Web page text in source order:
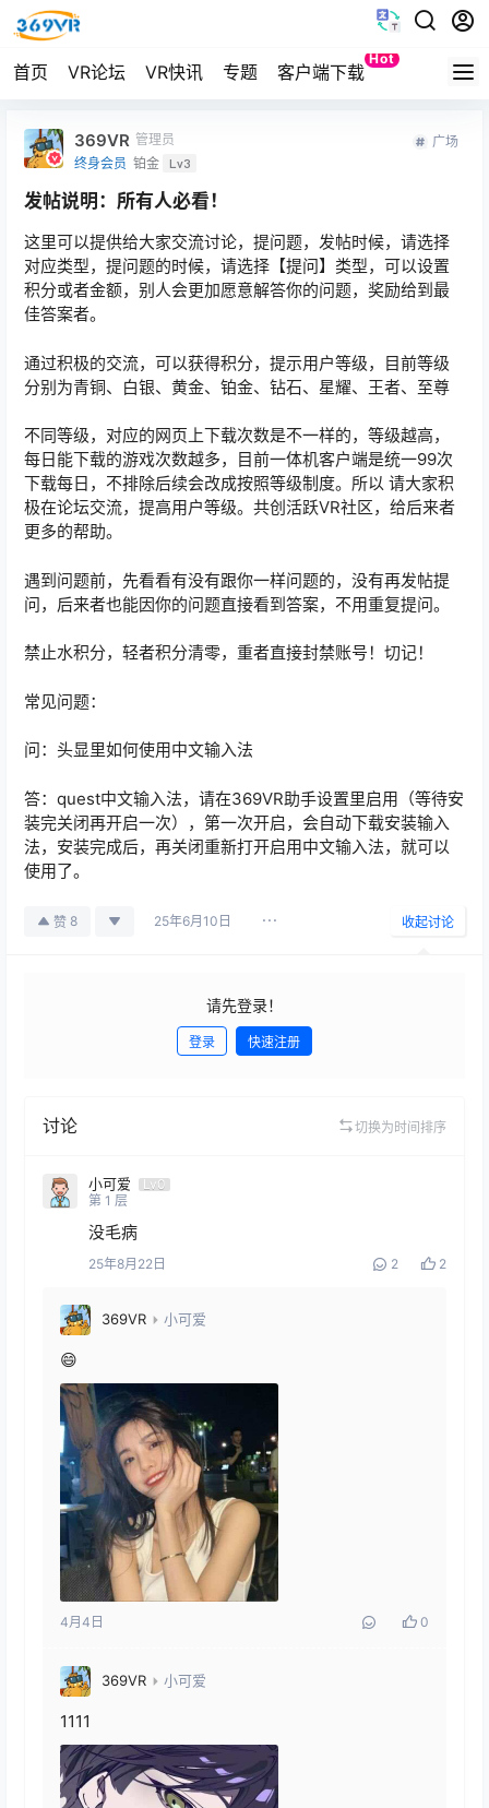
首页 VR论坛 VR快讯 专题 客户端下载
Hot
Quest
369VR 管理员
终身会员 铂金 Lv3
广场
发帖说明：所有人必看！
这里可以提供给大家交流讨论，提问题，发帖时候，请选择
对应类型，提问题的时候，请选择【提问】类型，可以设置
积分或者金额，别人会更加愿意解答你的问题，奖励给到最
佳答案者。
通过积极的交流，可以获得积分，提示用户等级，目前等级
分别为青铜、白银、黄金、铂金、钻石、星耀、王者、至尊
不同等级，对应的网页上下载次数是不一样的，等级越高，
每日能下载的游戏次数越多，目前一体机客户端是统一99次
下载每日，不排除后续会改成按照等级制度。所以 请大家积
极在论坛交流，提高用户等级。共创活跃VR社区，给后来者
更多的帮助。
遇到问题前，先看看有没有跟你一样问题的，没有再发帖提
问，后来者也能因你的问题直接看到答案，不用重复提问。
禁止水积分，轻者积分清零，重者直接封禁账号！切记！
常见问题：
问：头显里如何使用中文输入法
答：quest中文输入法，请在369VR助手设置里启用（等待安
装完关闭再开启一次），第一次开启，会自动下载安装输入
法，安装完成后，再关闭重新打开启用中文输入法，就可以
使用了。
赞 8 25年6月10日 收起讨论
请先登录！
登录 快速注册
讨论 切换为时间排序
小可爱
Lv0
第 1 层
没毛病
25年8月22日 2 2
369VR 小可爱
😄
4月4日 0
369VR 小可爱
1111